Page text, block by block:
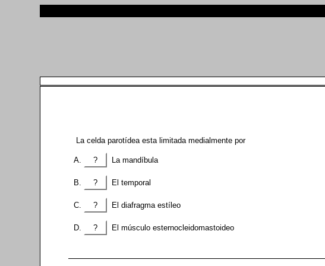
La celda parotídea esta limitada medialmente por
? La mandíbula
? El temporal
? El diafragma estíleo
? El músculo esternocleidomastoideo